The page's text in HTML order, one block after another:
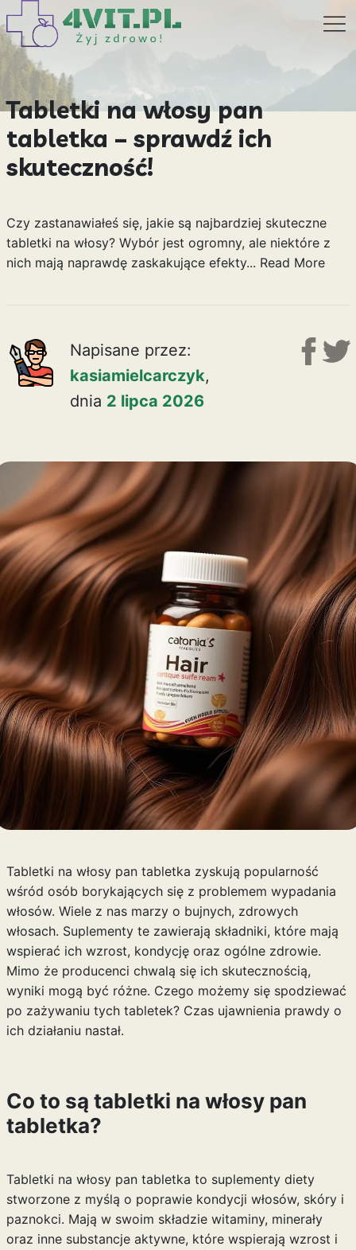
Tabletki na włosy pan
tabletka – sprawdź ich
skuteczność!
Czy zastanawiałeś się, jakie są najbardziej skuteczne
tabletki na włosy? Wybór jest ogromny, ale niektóre z
nich mają naprawdę zaskakujące efekty... Read More
Napisane przez:
kasiamielcarczyk,
dnia 2 lipca 2026
Tabletki na włosy pan tabletka zyskują popularność
wśród osób borykających się z problemem wypadania
włosów. Wiele z nas marzy o bujnych, zdrowych
włosach. Suplementy te zawierają składniki, które mają
wspierać ich wzrost, kondycję oraz ogólne zdrowie.
Mimo że producenci chwalą się ich skutecznością,
wyniki mogą być różne. Czego możemy się spodziewać
po zażywaniu tych tabletek? Czas ujawnienia prawdy o
ich działaniu nastał.
Co to są tabletki na włosy pan
tabletka?
Tabletki na włosy pan tabletka to suplementy diety
stworzone z myślą o poprawie kondycji włosów, skóry i
paznokci. Mają w swoim składzie witaminy, minerały
oraz inne substancje aktywne, które wspierają wzrost i